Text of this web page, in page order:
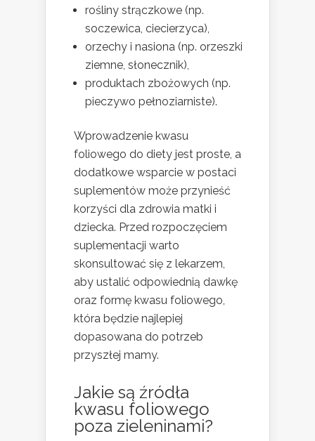
rośliny strączkowe (np.
soczewica, ciecierzyca),
orzechy i nasiona (np. orzeszki
ziemne, słonecznik),
produktach zbożowych (np.
pieczywo pełnoziarniste).
Wprowadzenie kwasu
foliowego do diety jest proste, a
dodatkowe wsparcie w postaci
suplementów może przynieść
korzyści dla zdrowia matki i
dziecka. Przed rozpoczęciem
suplementacji warto
skonsultować się z lekarzem,
aby ustalić odpowiednią dawkę
oraz formę kwasu foliowego,
która będzie najlepiej
dopasowana do potrzeb
przyszłej mamy.
Jakie są źródła
kwasu foliowego
poza zieleninami?